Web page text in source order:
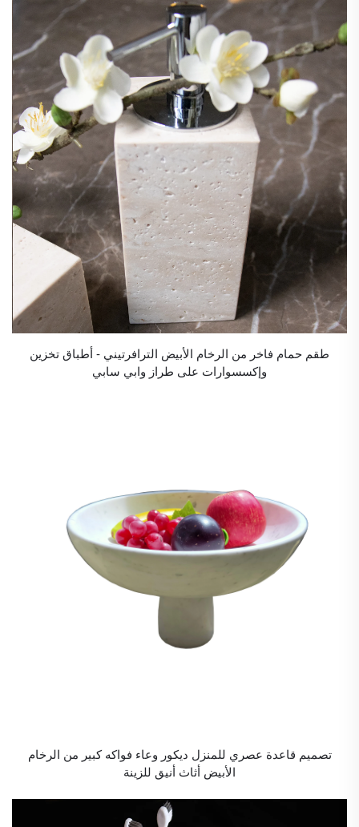
طقم حمام فاخر من الرخام الأبيض الترافرتيني - أطباق تخزين
وإكسسوارات على طراز وابي سابي
تصميم قاعدة عصري للمنزل ديكور وعاء فواكه كبير من الرخام
الأبيض أثاث أنيق للزينة